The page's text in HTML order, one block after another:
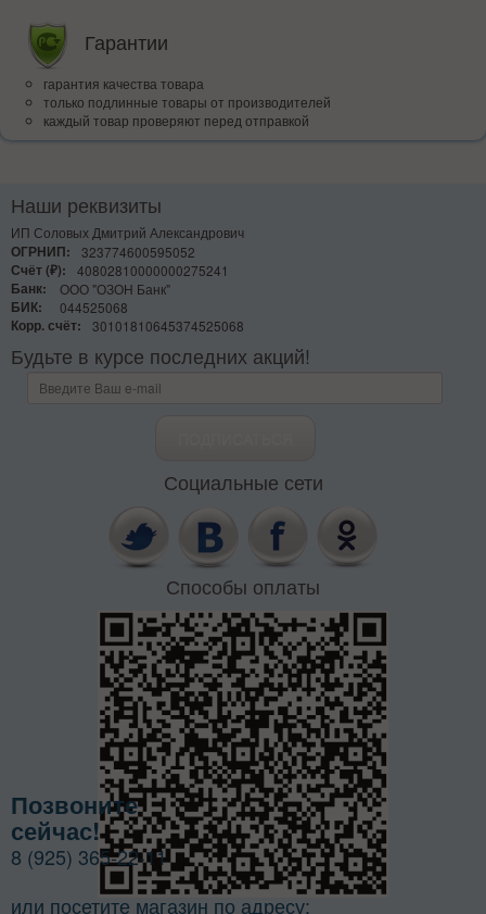
Гарантии
гарантия качества товара
только подлинные товары от производителей
каждый товар проверяют перед отправкой
Наши реквизиты
ИП Соловых Дмитрий Александрович
ОГРНИП:
323774600595052
Счёт (₽):
40802810000000275241
Банк:
ООО "ОЗОН Банк"
БИК:
044525068
Корр. счёт:
30101810645374525068
Будьте в курсе последних акций!
Социальные сети
Способы оплаты
Позвоните
сейчас!
8 (925) 365-22-11
или посетите магазин по адресу: